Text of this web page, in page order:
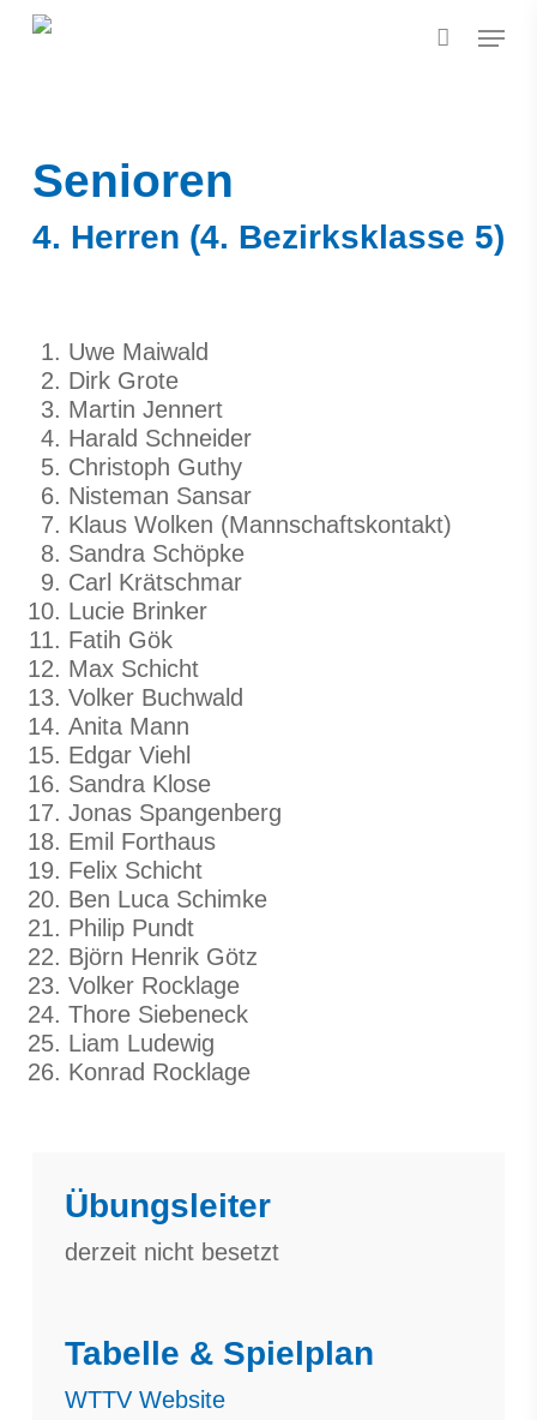
Skip
Menu
Senioren
4. Herren (4. Bezirksklasse 5)
Uwe Maiwald
Dirk Grote
Martin Jennert
Harald Schneider
Christoph Guthy
Nisteman Sansar
Klaus Wolken (Mannschaftskontakt)
Sandra Schöpke
Carl Krätschmar
Lucie Brinker
Fatih Gök
Max Schicht
Volker Buchwald
Anita Mann
Edgar Viehl
Sandra Klose
Jonas Spangenberg
Emil Forthaus
Felix Schicht
Ben Luca Schimke
Philip Pundt
Björn Henrik Götz
Volker Rocklage
Thore Siebeneck
Liam Ludewig
Konrad Rocklage
Übungsleiter
derzeit nicht besetzt
Tabelle & Spielplan
WTTV Website